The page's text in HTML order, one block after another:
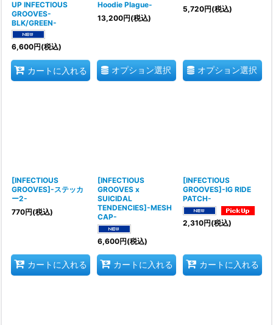
UP INFECTIOUS
GROOVES-
BLK/GREEN-
6,600円(税込)
カートに入れる
Hoodie Plague-
13,200円(税込)
オプション選択
5,720円(税込)
オプション選択
[INFECTIOUS
GROOVES]-ステッカ
ー2-
770円(税込)
カートに入れる
[INFECTIOUS
GROOVES x
SUICIDAL
TENDENCIES]-MESH
CAP-
6,600円(税込)
カートに入れる
[INFECTIOUS
GROOVES]-IG RIDE
PATCH-
2,310円(税込)
カートに入れる